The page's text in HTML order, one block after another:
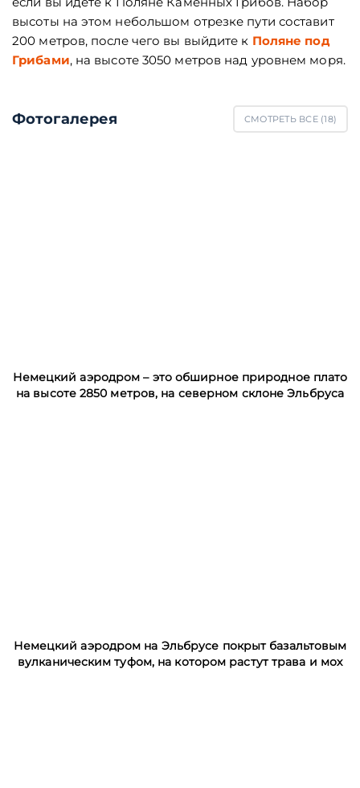
высоты на этом небольшом отрезке пути составит
200 метров, после чего вы выйдите к Поляне под
Грибами, на высоте 3050 метров над уровнем моря.
Фотогалерея СМОТРЕТЬ ВСЕ (18)
Немецкий аэродром – это обширное природное плато
на высоте 2850 метров, на северном склоне Эльбруса
Немецкий аэродром на Эльбрусе покрыт базальтовым
вулканическим туфом, на котором растут трава и мох